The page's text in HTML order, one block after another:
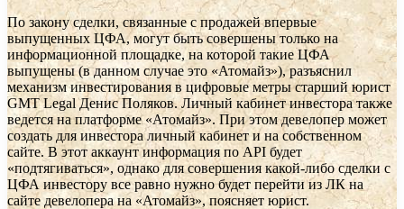
По закону сделки, связанные с продажей впервые
выпущенных ЦФА, могут быть совершены только на
информационной площадке, на которой такие ЦФА
выпущены (в данном случае это «Атомайз»), разъяснил
механизм инвестирования в цифровые метры старший юрист
GMT Legal Денис Поляков. Личный кабинет инвестора также
ведется на платформе «Атомайз». При этом девелопер может
создать для инвестора личный кабинет и на собственном
сайте. В этот аккаунт информация по API будет
«подтягиваться», однако для совершения какой-либо сделки с
ЦФА инвестору все равно нужно будет перейти из ЛК на
сайте девелопера на «Атомайз», поясняет юрист.